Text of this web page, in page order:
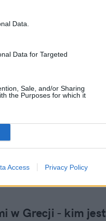
Data.
Data for Targeted
Sale, and/or Sharing
the Purposes for which it
Access Privacy Policy
najszybciej w całej
Grecy wybrali swój
rząd stworzą
i Pasok. To jednak
grecka tragedia odejdzie
lata, które i tak mogą
w Grecji - kim jest